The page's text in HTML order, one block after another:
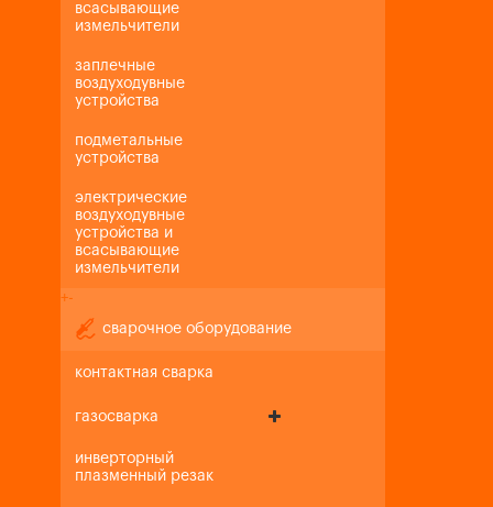
всасывающие
измельчители
заплечные
воздуходувные
устройства
подметальные
устройства
электрические
воздуходувные
устройства и
всасывающие
измельчители
+-
сварочное оборудование
контактная сварка
газосварка
инверторный
плазменный резак